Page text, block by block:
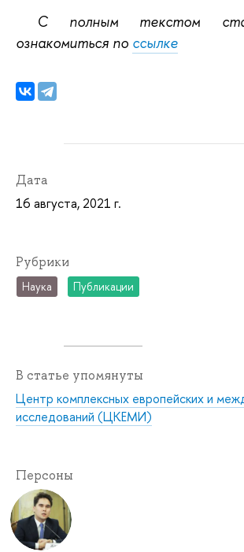
С полным текстом
ознакомиться по ссылке
Дата
16 августа, 2021 г.
Рубрики
Наука Публикации
В статье упомянуты
Центр комплексных европейских и
исследований (ЦКЕМИ)
Персоны